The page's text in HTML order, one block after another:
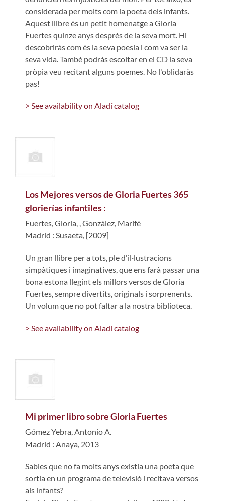
considerada per molts com la poeta dels infants.
Aquest llibre és un petit homenatge a Gloria
Fuertes quinze anys després de la seva mort. Hi
descobriràs com és la seva poesia i com va ser la
seva vida. També podràs escoltar en el CD la seva
pròpia veu recitant alguns poemes. No l'oblidaràs
pas!
> See availability on Aladí catalog
Los Mejores versos de Gloria Fuertes 365
glorierías infantiles :
Fuertes, Gloria, ,González, Marifé
Madrid : Susaeta, [2009]
Un gran llibre per a tots, ple d'il·lustracions
simpàtiques i imaginatives, que ens farà passar una
bona estona llegint els millors versos de Gloria
Fuertes, sempre divertits, originals i sorprenents.
Un volum que no pot faltar a la nostra biblioteca.
> See availability on Aladí catalog
Mi primer libro sobre Gloria Fuertes
Gómez Yebra, Antonio A.
Madrid : Anaya, 2013
Sabies que no fa molts anys existia una poeta que
sortia en un programa de televisió i recitava versos
als infants?